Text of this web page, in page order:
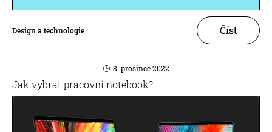
Design a technologie Číst
8. prosince 2022
Jak vybrat pracovní notebook?